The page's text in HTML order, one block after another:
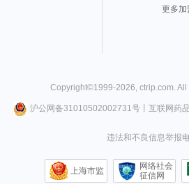
更多加
Copyright©1999-2026 ctrip.com .
沪公网备31010502002731号丨 互联网药
违法和不良信息举报
上海市监
网络社会
征信网